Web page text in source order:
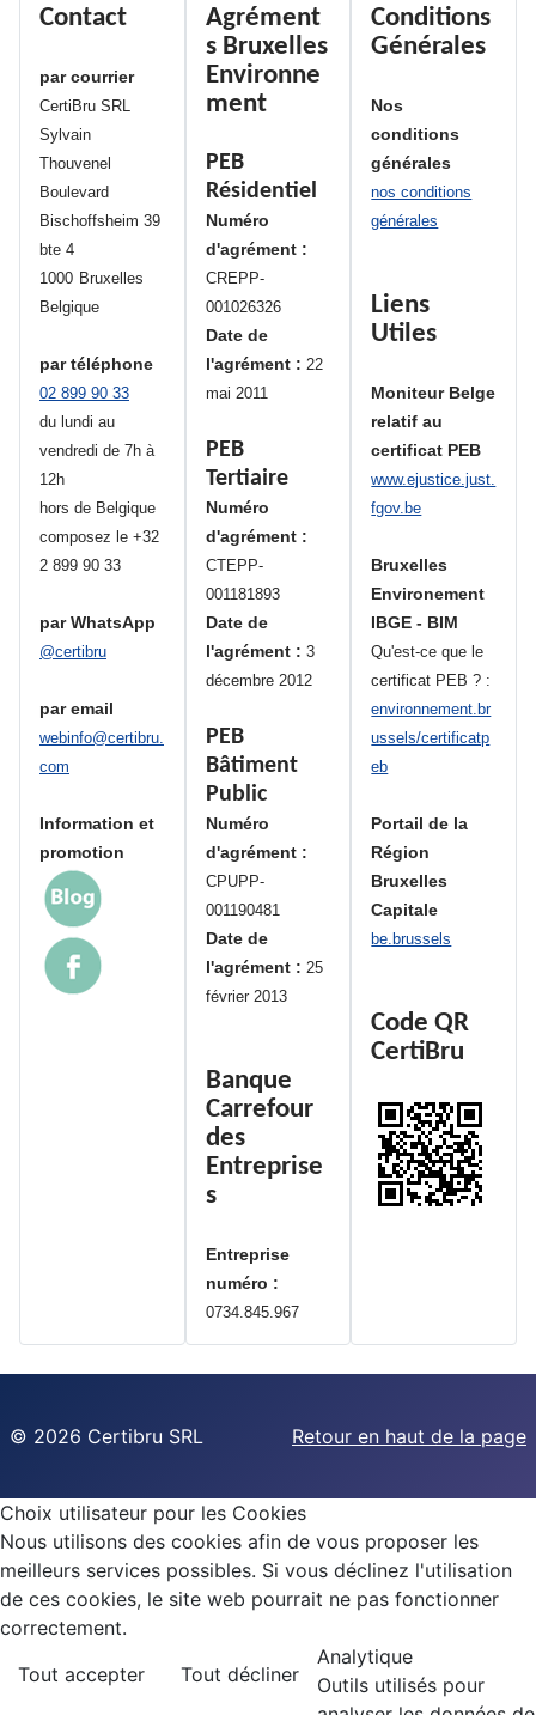
Contact
par courrier
CertiBru SRL
Sylvain
Thouvenel
Boulevard
Bischoffsheim 39
bte 4
1000 Bruxelles
Belgique
par téléphone
02 899 90 33
du lundi au
vendredi de 7h à
12h
hors de Belgique
composez le +32
2 899 90 33
par WhatsApp
@certibru
par email
webinfo@certibru.
com
Information et
promotion
Agrément
s Bruxelles
Environne
ment
PEB
Résidentiel
Numéro
d'agrément :
CREPP-
001026326
Date de
l'agrément : 22
mai 2011
PEB
Tertiaire
Numéro
d'agrément :
CTEPP-
001181893
Date de
l'agrément : 3
décembre 2012
PEB
Bâtiment
Public
Numéro
d'agrément :
CPUPP-
001190481
Date de
l'agrément : 25
février 2013
Banque
Carrefour
des
Entreprise
s
Entreprise
numéro :
0734.845.967
Conditions
Générales
Nos
conditions
générales
nos conditions
générales
Liens
Utiles
Moniteur Belge
relatif au
certificat PEB
www.ejustice.just.
fgov.be
Bruxelles
Environement
IBGE - BIM
Qu'est-ce que le
certificat PEB ? :
environnement.br
ussels/certificatp
eb
Portail de la
Région
Bruxelles
Capitale
be.brussels
Code QR
CertiBru
© 2026 Certibru SRL Retour en haut de la page
Choix utilisateur pour les Cookies
Nous utilisons des cookies afin de vous proposer les
meilleurs services possibles. Si vous déclinez l'utilisation
de ces cookies, le site web pourrait ne pas fonctionner
correctement.
Tout accepter
Tout décliner
Analytique
Outils utilisés pour